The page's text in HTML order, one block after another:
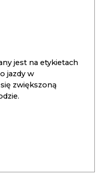
jest na etykietach
jazdy w
zwiększoną